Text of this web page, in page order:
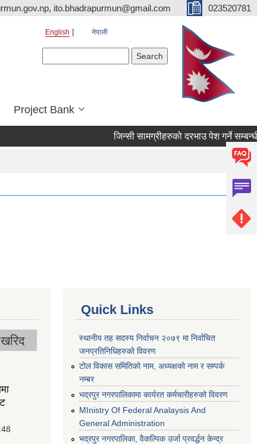
ito.bhadrapurmun@gmail.com 023520781
English नेपाली
Project Bank
जिन्सी सामग्रीहरुको दरभाउ पेश गर्ने सम्बन्धी
खरिद
Quick Links
स्थानीय तह सदस्य निर्वाचन २०७९ मा निर्वाचित
जनप्रतिनिधिहरुको विवरण
टोल विकास समितिको नाम, अध्यक्षको नाम र सम्पर्क
नम्बर
भद्रपुर नगरपालिकामा कार्यरत कर्मचारीहरुको विवरण
MInistry Of Federal Analaysis And
General Administration
भद्रपुर नगरपालिका, वैकल्पिक उर्जा प्रवर्द्धन केन्द्र